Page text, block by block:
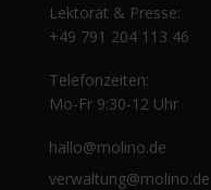
Lektorat & Presse:
+49 791 204 113 46
Telefonzeiten:
Mo-Fr 9:30-12 Uhr
hallo@molino.de
verwaltung@molino.de